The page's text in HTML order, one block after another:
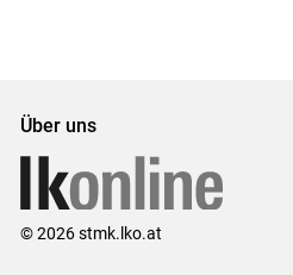
Über uns
© 2026 stmk.lko.at